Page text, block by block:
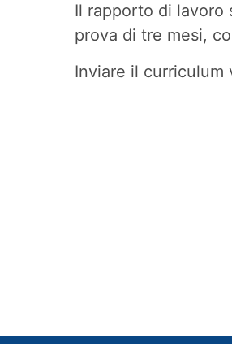
Il rapporto di lavoro
prova di tre mesi,
Inviare il curriculum